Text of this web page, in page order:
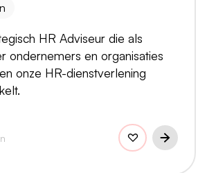
HR Adviseur die als
ondernemers en organisaties
onze HR-dienstverlening